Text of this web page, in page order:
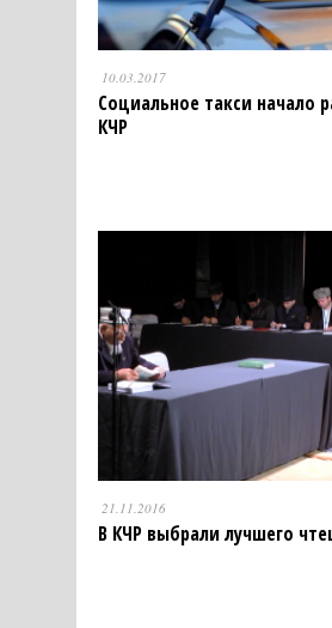
10.03.2017
Социальное такси начало
КЧР
21.11.2016
В КЧР выбрали лучшего